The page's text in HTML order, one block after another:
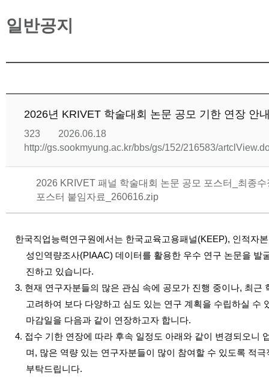
일반공지
2026년 KRIVET 학술대회 논문 공모 기한 연장 안
323
2026.06.18
http://gs.sookmyung.ac.kr/bbs/gs/152/216583/
2026 KRIVET 패널 학술대회 논문 공모 포스터_최종수
포스터 붙임자료_260616.zip
한국직업능력연구원에서는 한국교육고용패널(KEEP), 인적자
성인역량조사(PIAAC) 데이터를 활용한 우수 연구 논문을 발
진하고 있습니다.
3. 현재 연구자분들의 많은 관심 속에 공모가 진행 중이나, 최근
고려하여 보다 다양하고 심도 있는 연구 계획을 수립하실 수
마감일을 다음과 같이 연장하고자 합니다.
4. 접수 기한 연장에 따라 후속 일정도 아래와 같이 변경되오니
며, 많은 역량 있는 연구자분들이 많이 참여할 수 있도록 적
부탁드립니다.